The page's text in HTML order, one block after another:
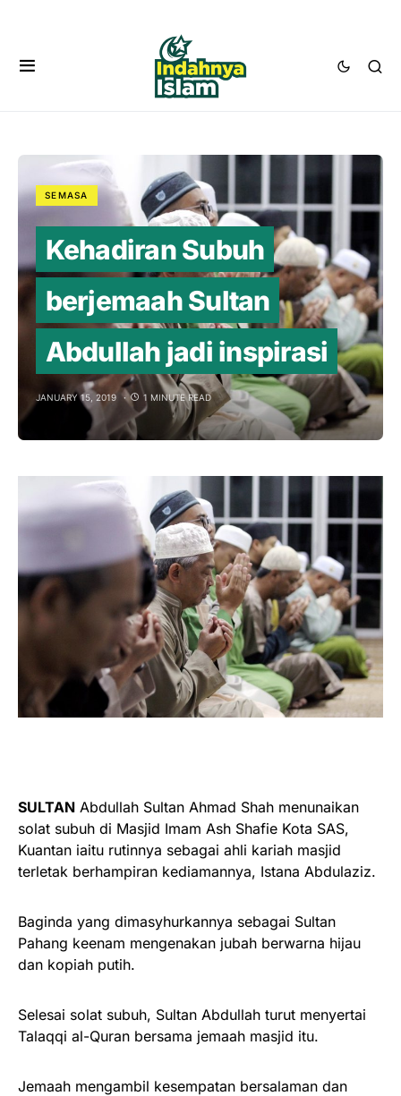
SEMASA
Kehadiran Subuh
berjemaah Sultan
Abdullah jadi inspirasi
JANUARY 15, 2019 1 MINUTE READ
SULTAN Abdullah Sultan Ahmad Shah menunaikan
solat subuh di Masjid Imam Ash Shafie Kota SAS,
Kuantan iaitu rutinnya sebagai ahli kariah masjid
terletak berhampiran kediamannya, Istana Abdulaziz.
Baginda yang dimasyhurkannya sebagai Sultan
Pahang keenam mengenakan jubah berwarna hijau
dan kopiah putih.
Selesai solat subuh, Sultan Abdullah turut menyertai
Talaqqi al-Quran bersama jemaah masjid itu.
Jemaah mengambil kesempatan bersalaman dan